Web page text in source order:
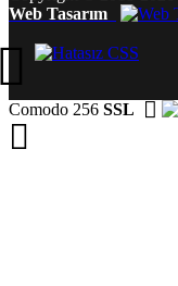
Web Tasarım
Comodo 256 SSL